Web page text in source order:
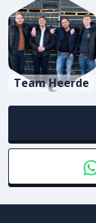
Team Heerde